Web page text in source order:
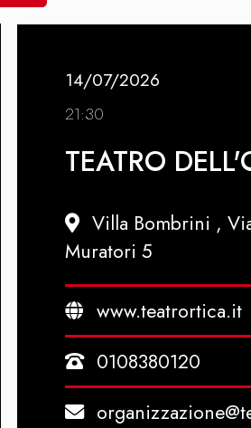
14/07/2026
21:30
TEATRO
Villa Bombrini ,
Muratori 5
www.teatrortica.it
0108380120